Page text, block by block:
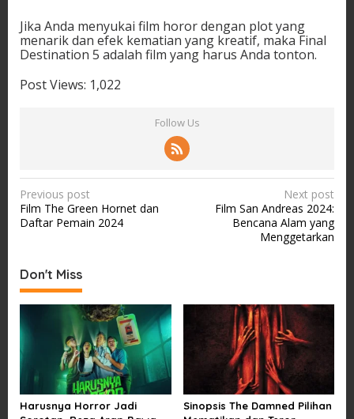
Jika Anda menyukai film horor dengan plot yang
menarik dan efek kematian yang kreatif, maka Final
Destination 5 adalah film yang harus Anda tonton.
Post Views: 1,022
Follow Us
P
o
n
a
v
i
g
a
Previous post
Film The Green Hornet dan
Daftar Pemain 2024
Next post
Film San Andreas 2024:
Bencana Alam yang
Menggetarkan
Don't Miss
Harusnya Horror Jadi
Sinopsis The Damned Pilihan